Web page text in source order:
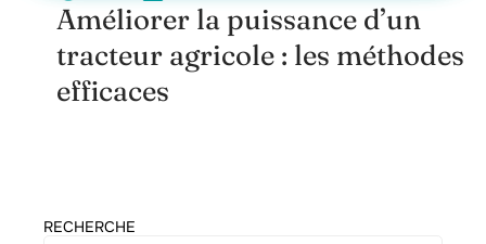
Améliorer la puissance d’un
tracteur agricole : les méthodes
efficaces
RECHERCHE